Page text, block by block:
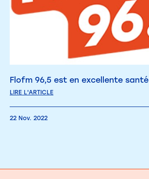
Flofm 96,5 est en excellente santé
LIRE L'ARTICLE
22 Nov. 2022